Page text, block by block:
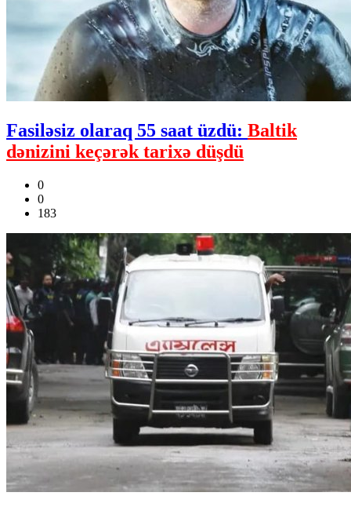
Fasiləsiz olaraq 55 saat üzdü: Baltik
dənizini keçərək tarixə düşdü
0
0
183